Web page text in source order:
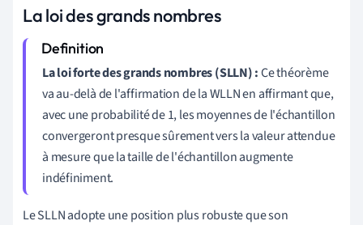
La loi des grands nombres
La loi forte des grands nombres (SLLN) :Ce théorème
va au-delà de l'affirmation de la WLLN en affirmant que,
avec une probabilité de 1, les moyennes de l'échantillon
convergeront presque sûrement vers la valeur attendue
à mesure que la taille de l'échantillon augmente
indéfiniment.
Le SLLN adopte une position plus robuste que son